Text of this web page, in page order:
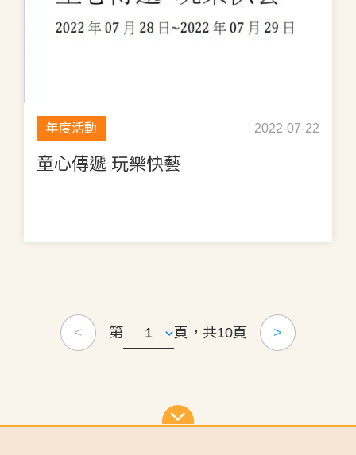
年度活動 2022-07-22
童心傳遞 玩樂快藝
< 第 頁，共10頁 >